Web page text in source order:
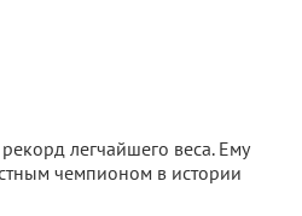
легчайшего веса. Ему
чемпионом в истории